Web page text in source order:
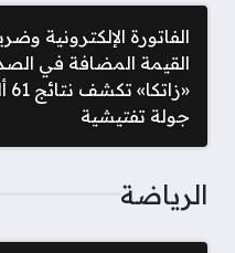
الفاتورة الإلكترونية
القيمة المضافة في
جولة تفتيشية
الرياضة